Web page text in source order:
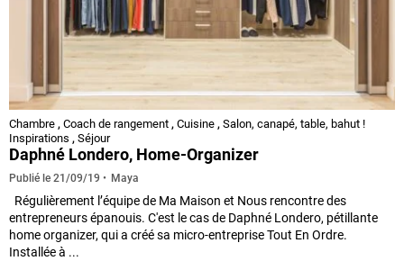
Chambre , Coach de rangement , Cuisine , Salon, canapé, table, bahut !
Inspirations , Séjour
Daphné Londero, Home-Organizer
Publié le 21/09/19 Maya
Régulièrement l’équipe de Ma Maison et Nous rencontre des
entrepreneurs épanouis. C'est le cas de Daphné Londero, pétillante
home organizer, qui a créé sa micro-entreprise Tout En Ordre.
Installée à ...